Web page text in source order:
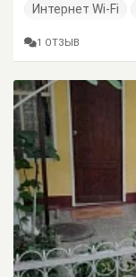
Интернет Wi-Fi
1 ОТЗЫВ